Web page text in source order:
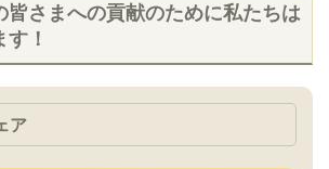
皆さまへの貢献のために私たちは
！
ア